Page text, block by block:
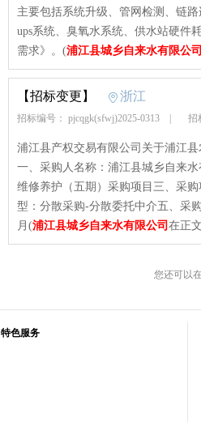
主要包括系统升级、管网检测、链
ups系统、臭氧水系统、供水站硬件
需求》。(浦江县城乡自来水有限公
【招标变更】 浙江
招标编号： pjcqgk(sfwj)2025-0313 招
浦江县产权交易有限公司关于浦江
一、采购人名称：浦江县城乡自来
维修养护（五期）采购项目三、采
型：分散采购-分散委托中介五、采
月(浦江县城乡自来水有限公司 在正
您还可以
特色服务